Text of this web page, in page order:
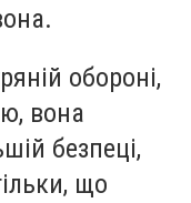
обороні,
вона
безпеці,
що